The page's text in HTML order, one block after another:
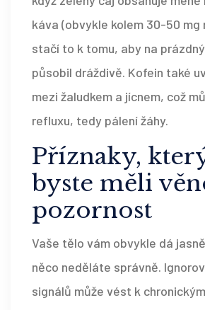
káva (obvykle kolem 30-50 mg
stačí to k tomu, aby na
působil dráždivě. Kofein také
mezi žaludkem a jícnem, což
refluxu, tedy pálení žáhy.
Příznaky,
byste měli
pozornost
Vaše tělo vám obvykle dá
něco neděláte správně.
signálů může vést k